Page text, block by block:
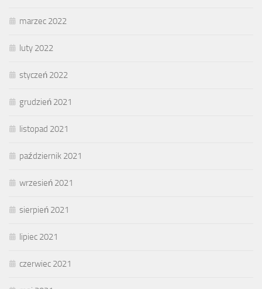
marzec 2022
luty 2022
styczeń 2022
grudzień 2021
listopad 2021
październik 2021
wrzesień 2021
sierpień 2021
lipiec 2021
czerwiec 2021